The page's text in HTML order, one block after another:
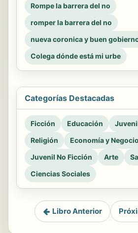
Rompe la barrera del no
romper la barrera del no
nueva coronica y buen
Colega dónde está mi urbe
Categorías Destacadas
Ficción Educación
Religión
Economía y
Juvenil No Ficción
Arte
Ciencias Sociales
Libro Anterior